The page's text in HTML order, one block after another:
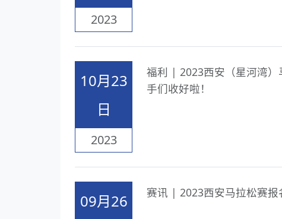
2023
10月23
日
2023
福利 | 2023西安（星河湾
手们收好啦！
09月26
赛讯 | 2023西安马拉松赛